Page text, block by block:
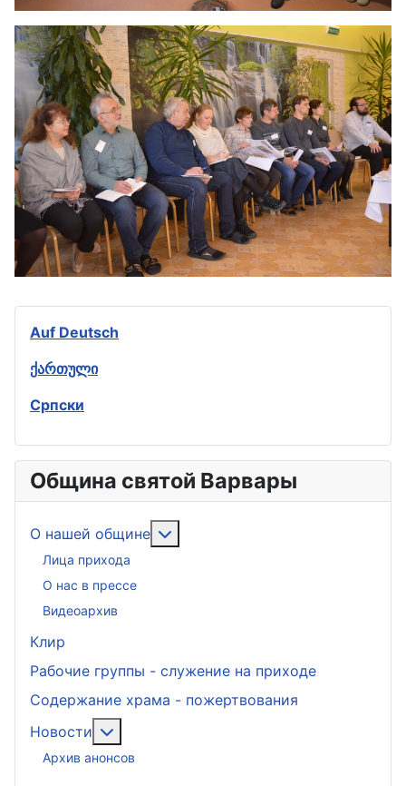
Auf Deutsch
ქართული
Српски
Община святой Варвары
О нашей общине
Лица прихода
О нас в прессе
Видеоархив
Клир
Рабочие группы - служение на приходе
Содержание храма - пожертвования
Новости
Архив анонсов